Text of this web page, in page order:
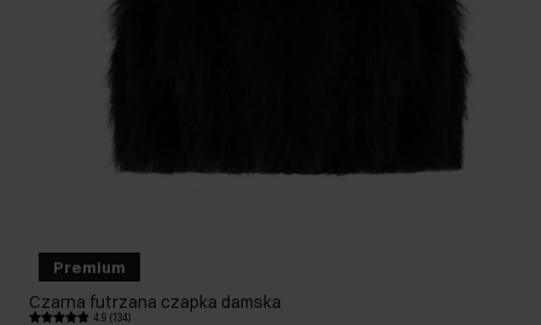
Premium
Czarna futrzana czapka damska
4.9 (134)